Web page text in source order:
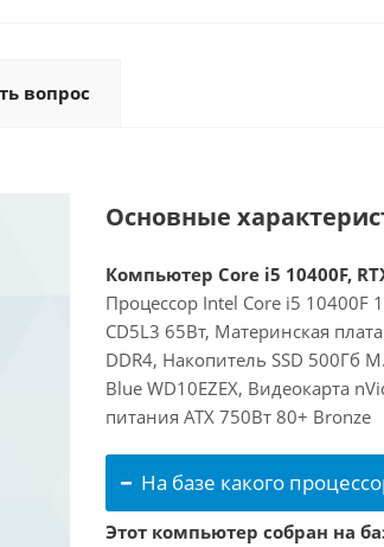
вопрос
Основные
Компьютер Core i5 10400F,
Процессор Intel Core i5 10400F
CD5L3 65Вт, Материнская
DDR4, Накопитель SSD 500Гб
Blue WD10EZEX, Видеокарта
питания ATX 750Вт 80+ Bronze
На базе какого
Этот компьютер собран на